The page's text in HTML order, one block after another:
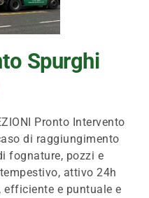
Spurghi
Pronto Intervento
di raggiungimento
fognature, pozzi e
attivo 24h
efficiente e puntuale e